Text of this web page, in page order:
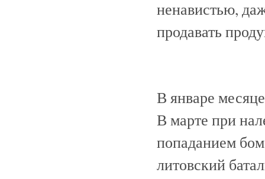
ненавистью,
продавать
В январе
В марте при
попаданием
литовский